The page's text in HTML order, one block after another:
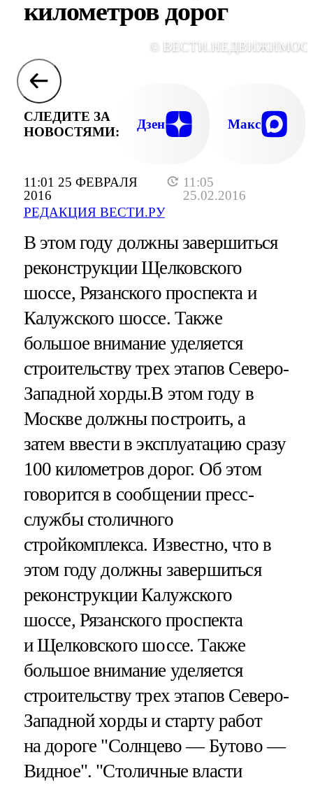
11:01 25 ФЕВРАЛЯ
2016
11:05
25.02.2016
РЕДАКЦИЯ ВЕСТИ.РУ
километров дорог
©
СЛЕДИТЕ ЗА
НОВОСТЯМИ:
Дзен Макс
В этом году должны завершиться
реконструкции Щелковского
шоссе, Рязанского проспекта и
Калужского шоссе. Также
большое внимание уделяется
строительству трех этапов Северо-
Западной хорды.В этом году в
Москве должны построить, а
затем ввести в эксплуатацию сразу
100 километров дорог. Об этом
говорится в сообщении пресс-
службы столичного
стройкомплекса. Известно, что в
этом году должны завершиться
реконструкции Калужского
шоссе, Рязанского проспекта
и Щелковского шоссе. Также
большое внимание уделяется
строительству трех этапов Северо-
Западной хорды и старту работ
на дороге "Солнцево — Бутово —
Видное". "Столичные власти